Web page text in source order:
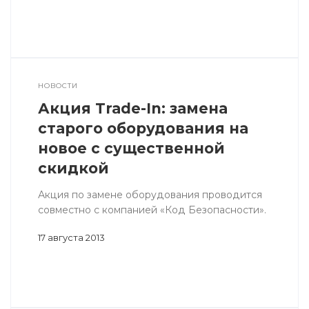
НОВОСТИ
Акция Trade-In: замена
старого оборудования на
новое с существенной
скидкой
Акция по замене оборудования проводится
совместно с компанией «Код Безопасности».
17 августа 2013